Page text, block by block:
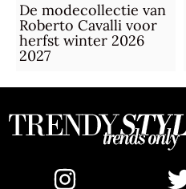
De modecollectie van
Roberto Cavalli voor
herfst winter 2026
2027